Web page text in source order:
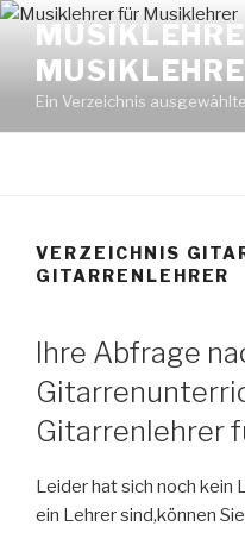
Zum
Inhalt
springen
Ein Verzeichnis
VERZEICHNIS
GITARRENLEHRER
Ihre Abfrage
Gitarrenlehrer
Leider hat sich noch kein
ein Lehrer sind,können